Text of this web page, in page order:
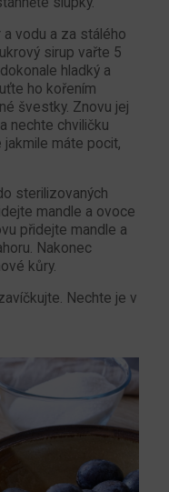
vodu a za stálého
sirup vařte 5
hladký a
ho kořením
švestky. Znovu jej
nechte chviličku
jakmile máte pocit,
sterilizovaných
mandle a ovoce
přidejte mandle a
Nakonec
kůry.
Nechte je v